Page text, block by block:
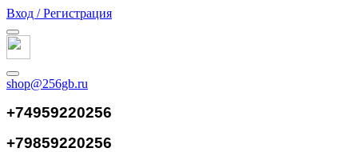
Вход / Регистрация
shop@256gb.ru
+74959220256
+79859220256